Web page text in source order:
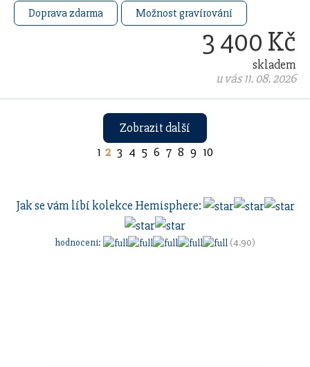
Doprava zdarma Možnost gravírování
3 400 Kč
skladem
u vás 11. 08. 2026
Zobrazit další
1 2 3 4 5 6 7 8 9 10
Jak se vám líbí kolekceHemisphere:
hodnocení: (4.90)